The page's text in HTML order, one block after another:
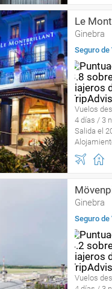
Le
Ginebra
Seguro de
Vuelos
4 días / 3
Salida el
Ginebra
Seguro de
Vuelos